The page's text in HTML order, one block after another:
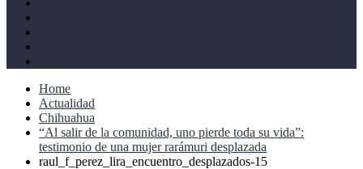
Home
Actualidad
Chihuahua
“Al salir de la comunidad, uno pierde toda su vida”:
testimonio de una mujer rarámuri desplazada
raul_f_perez_lira_encuentro_desplazados-15